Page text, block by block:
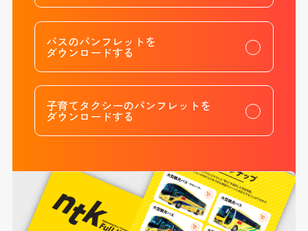
バスのパンフレットを
ダウンロードする
子育てタクシーのパンフレットを
ダウンロードする